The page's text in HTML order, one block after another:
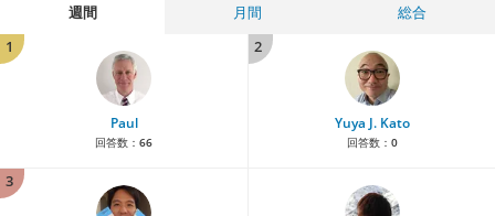
週間 月間
総合
1
Paul
回答数： 66
2
Yuya J. Kato
回答数： 0
3